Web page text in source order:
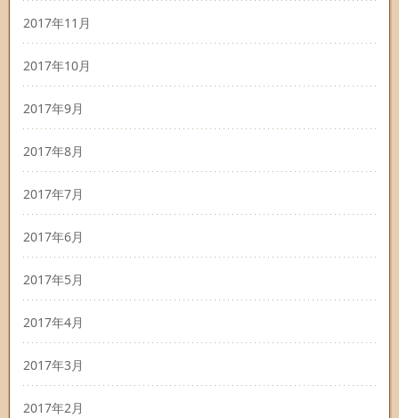
2017年11月
2017年10月
2017年9月
2017年8月
2017年7月
2017年6月
2017年5月
2017年4月
2017年3月
2017年2月